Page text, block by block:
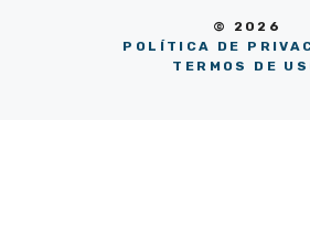
© 2026
POLÍTICA DE
TERMOS DE